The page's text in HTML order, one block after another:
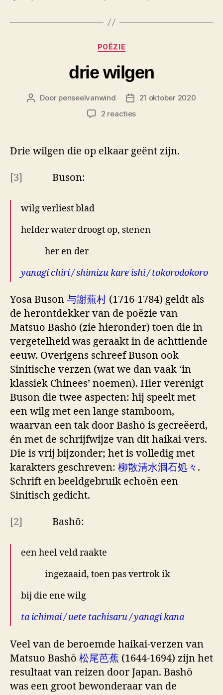
Categorieën
POËZIE
drie wilgen
Berichtauteur
Door penseelvanwind Berichtdatum
21 oktober 2020
2 reactiesop
Drie wilgen die op elkaar geënt zijn.
[3] Buson:
wilg verliest blad
helder water droogt op, stenen
her en der
yanagi chiri / shimizu kare ishi / tokorodokoro
Yosa Buson 与謝蕪村 (1716-1784) geldt als
de herontdekker van de poëzie van
Matsuo Bashō (zie hieronder) toen die in
vergetelheid was geraakt in de achttiende
eeuw. Overigens schreef Buson ook
Sinitische verzen (wat we dan vaak ‘in
klassiek Chinees’ noemen). Hier verenigt
Buson die twee aspecten: hij speelt met
een wilg met een lange stamboom,
waarvan een tak door Bashō is gecreëerd,
én met de schrijfwijze van dit haikai-vers.
Die is vrij bijzonder; het is volledig met
karakters geschreven: 柳散清水涸石処々 .
Schrift en beeldgebruik echoën een
Sinitisch gedicht.
[2] Bashō:
een heel veld raakte
ingezaaid, toen pas vertrok ik
bij die ene wilg
ta ichimai / uete tachisaru / yanagi kana
Veel van de beroemde haikai-verzen van
Matsuo Bashō 松尾芭蕉 (1644-1694) zijn het
resultaat van reizen door Japan. Bashō
was een groot bewonderaar van de